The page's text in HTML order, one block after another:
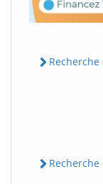
Recherche
Recherche